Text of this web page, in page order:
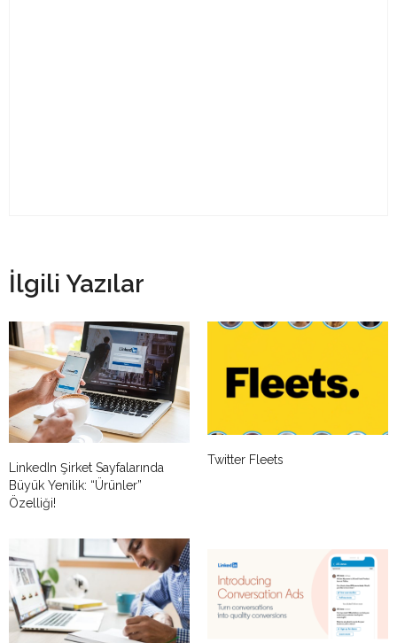
İlgili Yazılar
LinkedIn Şirket Sayfalarında
Büyük Yenilik: “Ürünler”
Özelliği!
Twitter Fleets